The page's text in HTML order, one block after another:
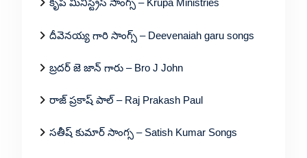
కృప మినిస్ట్రీస్ సాంగ్స్ – Krupa Ministries
దీవెనయ్య గారి సాంగ్స్ – Deevenaiah garu songs
బ్రదర్ జె జాన్ గారు – Bro J John
రాజ్ ప్రకాష్ పాల్ – Raj Prakash Paul
సతీష్ కుమార్ సాంగ్స – Satish Kumar Songs